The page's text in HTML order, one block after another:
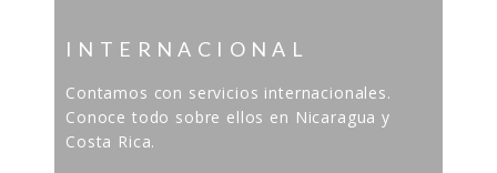
INTERNACIONAL
Contamos con servicios internacionales.
Conoce todo sobre ellos en Nicaragua y
Costa Rica.